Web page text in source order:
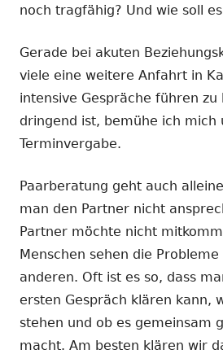
noch tragfähig? Und wie soll
Gerade bei akuten
viele eine weitere Anfahrt in
intensive Gespräche führen zu
dringend ist, bemühe ich mich
Terminvergabe.
Paarberatung geht auch
man den Partner nicht
Partner möchte nicht
Menschen sehen die
anderen. Oft ist es so, dass
ersten Gespräch klären kann,
stehen und ob es gemeinsam
macht. Am besten klären wir